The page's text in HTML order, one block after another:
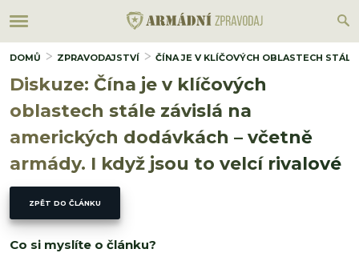
DOMŮ ZPRAVODAJSTVÍ ČÍNA JE V KLÍČOVÝCH OBLASTECH
Diskuze: Čína je v klíčových
oblastech stále závislá na
amerických dodávkách – včetně
armády. I když jsou to velcí rivalové
ZPĚT DO ČLÁNKU
Co si myslíte o článku?